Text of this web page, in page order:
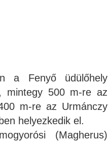
a Fenyő üdülőhely
mintegy 500 m-re az
m-re az Urmánczy
helyezkedik el.
(Magherus)